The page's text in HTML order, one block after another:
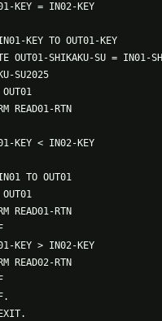
KEY = IN02-KEY
KEY TO OUT01-KEY
OUT01-SHIKAKU-SU = IN01-
SU2025
READ01-RTN
KEY < IN02-KEY
TO OUT01
READ01-RTN
KEY > IN02-KEY
READ02-RTN